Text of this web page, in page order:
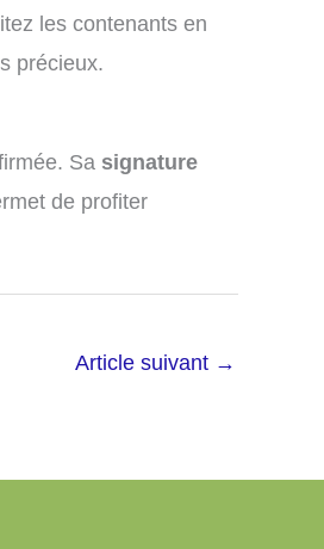
les contenants en
précieux.
Sa signature
de profiter
Article suivant →